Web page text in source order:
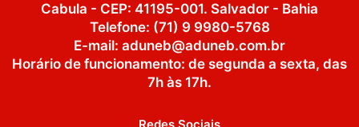
Cabula - CEP: 41195-001. Salvador - Bahia
Telefone: (71) 9 9980-5768
E-mail: aduneb@aduneb.com.br
Horário de funcionamento: de segunda a sexta, das
7h às 17h.